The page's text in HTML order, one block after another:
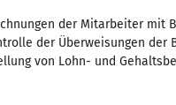
der Mitarbeiter mit
der Überweisungen
von Lohn- und